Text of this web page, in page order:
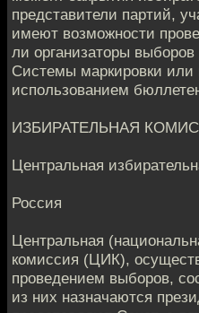
представители партий,
имеют возможности
ли организаторы
Системы маркировки или
использованием
ИЗБИРАТЕЛЬНАЯ
Центральная
Россия
Центральная
комиссия (ЦИК),
проведением выборов,
из них назначаются